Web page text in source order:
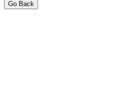
Go Back